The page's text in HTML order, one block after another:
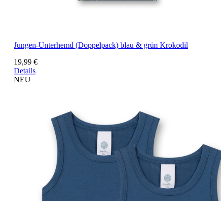
Jungen-Unterhemd (Doppelpack) blau & grün Krokodil
19,99 €
Details
NEU